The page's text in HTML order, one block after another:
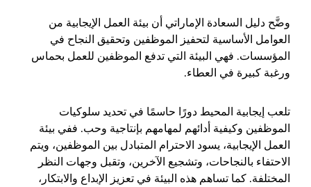
وضَّح دليل السعادة الإماراتي أن بيئة العمل الإيجابية من
العوامل الأساسية لتحفيز الموظفين وتحقيق النجاح في
المؤسسات. فهي البيئة التي تدفع الموظفين للعمل بحماس
ورغبة كبيرة في العطاء.
تلعب إيجابية المحيط دورًا حاسمًا في تحديد سلوكيات
الموظفين وكيفية أدائهم لمهامهم بإنتاجية وحب. ففي بيئة
العمل الإيجابية، يسود الاحترام المتبادل بين الموظفين، ويتم
الاحتفاء بالنجاحات، وتشجيع الآخرين، وتقبل وجهات النظر
المختلفة. كما تساهم هذه البيئة في تعزيز الإبداع والابتكار،